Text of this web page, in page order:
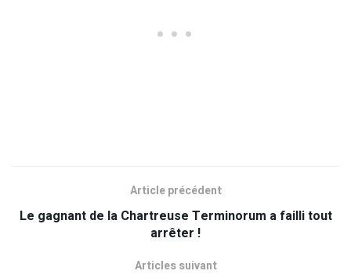
Article précédent
Le gagnant de la Chartreuse Terminorum a failli tout
arrêter !
Articles suivant